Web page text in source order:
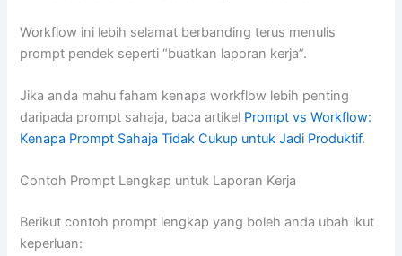
Workflow ini lebih selamat berbanding terus menulis
prompt pendek seperti “buatkan laporan kerja”.
Jika anda mahu faham kenapa workflow lebih penting
daripada prompt sahaja, baca artikel Prompt vs Workflow:
Kenapa Prompt Sahaja Tidak Cukup untuk Jadi Produktif.
Contoh Prompt Lengkap untuk Laporan Kerja
Berikut contoh prompt lengkap yang boleh anda ubah ikut
keperluan: